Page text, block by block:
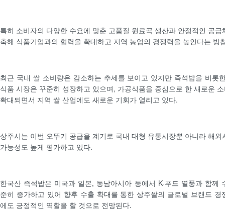
특히 소비자의 다양한 수요에 맞춘 고품질 원료곡 생산과 안정적인 공급
축해 식품기업과의 협력을 확대하고 지역 농업의 경쟁력을 높인다는 방
최근 국내 쌀 소비량은 감소하는 추세를 보이고 있지만 즉석밥을 비롯
식품 시장은 꾸준히 성장하고 있으며, 가공식품을 중심으로 한 새로운
확대되면서 지역 쌀 산업에도 새로운 기회가 열리고 있다.
상주시는 이번 오뚜기 공급을 계기로 국내 대형 유통시장뿐 아니라 해외
가능성도 높게 평가하고 있다.
한국산 즉석밥은 미국과 일본, 동남아시아 등에서 K-푸드 열풍과 함께
준히 증가하고 있어 향후 수출 확대를 통한 상주쌀의 글로벌 브랜드 경
에도 긍정적인 역할을 할 것으로 전망된다.